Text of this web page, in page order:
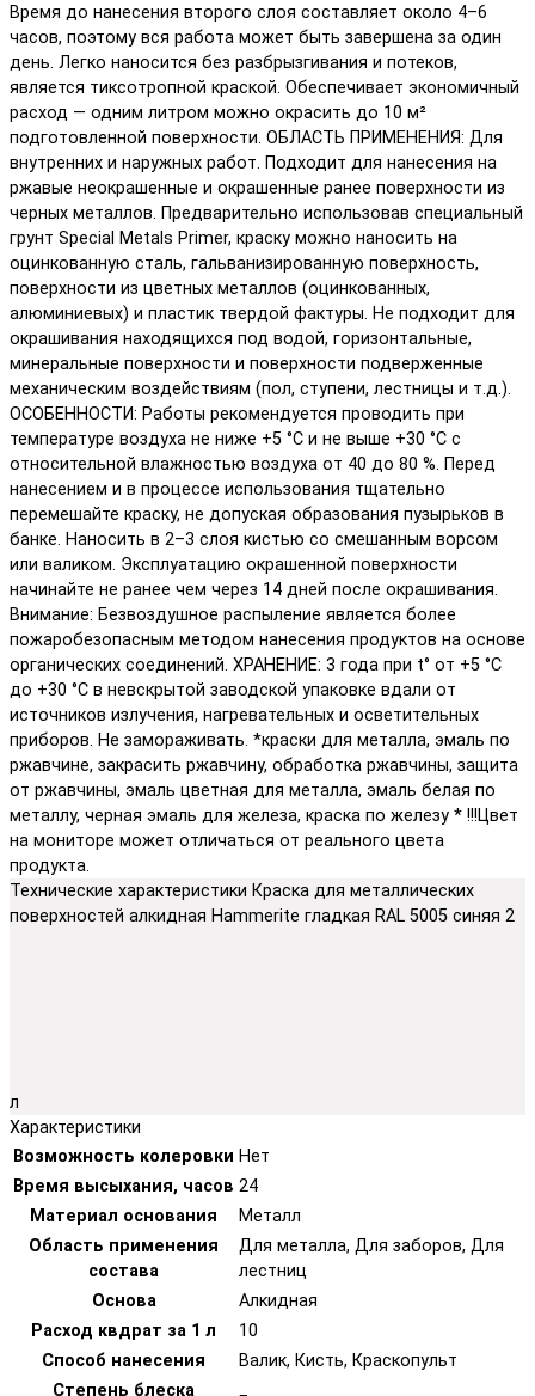
Время до нанесения второго слоя составляет около 4–6
часов, поэтому вся работа может быть завершена за один
день. Легко наносится без разбрызгивания и потеков,
является тиксотропной краской. Обеспечивает экономичный
расход — одним литром можно окрасить до 10 м²
подготовленной поверхности. ОБЛАСТЬ ПРИМЕНЕНИЯ: Для
внутренних и наружных работ. Подходит для нанесения на
ржавые неокрашенные и окрашенные ранее поверхности из
черных металлов. Предварительно использовав специальный
грунт Special Metals Primer, краску можно наносить на
оцинкованную сталь, гальванизированную поверхность,
поверхности из цветных металлов (оцинкованных,
алюминиевых) и пластик твердой фактуры. Не подходит для
окрашивания находящихся под водой, горизонтальные,
минеральные поверхности и поверхности подверженные
механическим воздействиям (пол, ступени, лестницы и т.д.).
ОСОБЕННОСТИ: Работы рекомендуется проводить при
температуре воздуха не ниже +5 °С и не выше +30 °С с
относительной влажностью воздуха от 40 до 80 %. Перед
нанесением и в процессе использования тщательно
перемешайте краску, не допуская образования пузырьков в
банке. Наносить в 2–3 слоя кистью со смешанным ворсом
или валиком. Эксплуатацию окрашенной поверхности
начинайте не ранее чем через 14 дней после окрашивания.
Внимание: Безвоздушное распыление является более
пожаробезопасным методом нанесения продуктов на основе
органических соединений. ХРАНЕНИЕ: 3 года при t° от +5 °С
до +30 °С в невскрытой заводской упаковке вдали от
источников излучения, нагревательных и осветительных
приборов. Не замораживать. *краски для металла, эмаль по
ржавчине, закрасить ржавчину, обработка ржавчины, защита
от ржавчины, эмаль цветная для металла, эмаль белая по
металлу, черная эмаль для железа, краска по железу * !!!Цвет
на мониторе может отличаться от реального цвета
продукта.
Технические характеристики Краска для металлических
поверхностей алкидная Hammerite гладкая RAL 5005 синяя 2
л
Характеристики
Возможность колеровки Нет
Время высыхания, часов 24
Материал основания
Металл
Область применения
состава
Для металла, Для заборов, Для
лестниц
Основа
Алкидная
Расход квдрат за 1 л
10
Способ нанесения
Валик, Кисть, Краскопульт
Степень блеска